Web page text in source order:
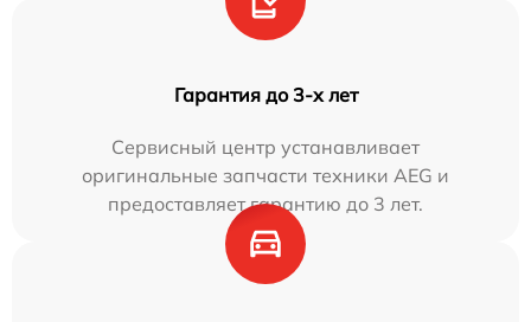
Гарантия до 3-х лет
Сервисный центр устанавливает
оригинальные запчасти техники AEG и
предоставляет гарантию до 3 лет.